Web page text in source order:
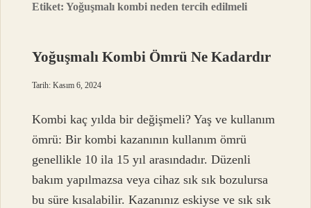
Etiket:Yoğuşmalı kombi neden tercih edilmeli
Yoğuşmalı Kombi Ömrü Ne Kadardır
Tarih: Kasım 6, 2024
Kombi kaç yılda bir değişmeli? Yaş ve kullanım
ömrü: Bir kombi kazanının kullanım ömrü
genellikle 10 ila 15 yıl arasındadır. Düzenli
bakım yapılmazsa veya cihaz sık sık bozulursa
bu süre kısalabilir. Kazanınız eskiyse ve sık sık